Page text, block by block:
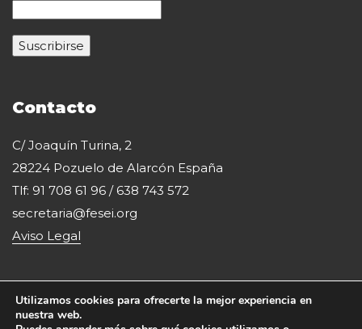
Contacto
C/ Joaquín Turina, 2
28224 Pozuelo de Alarcón España
Tlf: 91 708 61 96 / 638 743 572
secretaria@fesei.org
Aviso Legal
Utilizamos cookies para ofrecerte la mejor experiencia en
nuestra web.